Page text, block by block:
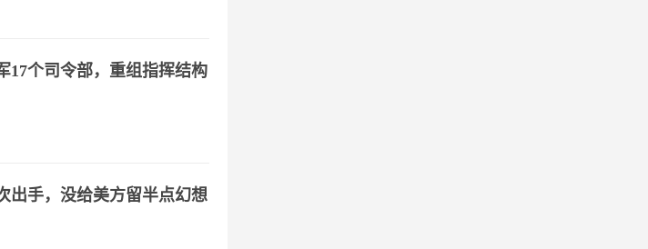
17个司令部，重组指挥结构
出手，没给美方留半点幻想